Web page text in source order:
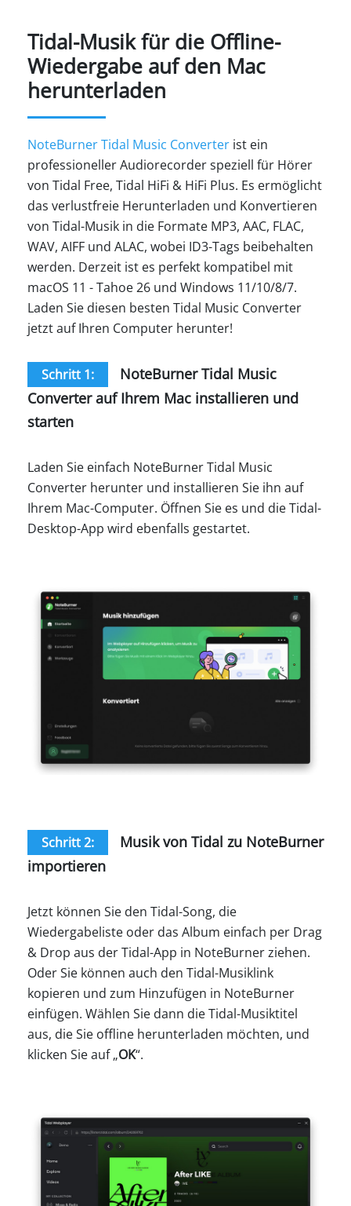
Tidal-Musik für die Offline-
Wiedergabe auf den Mac
herunterladen
NoteBurner Tidal Music Converter ist ein
professioneller Audiorecorder speziell für Hörer
von Tidal Free, Tidal HiFi & HiFi Plus. Es ermöglicht
das verlustfreie Herunterladen und Konvertieren
von Tidal-Musik in die Formate MP3, AAC, FLAC,
WAV, AIFF und ALAC, wobei ID3-Tags beibehalten
werden. Derzeit ist es perfekt kompatibel mit
macOS 11 - Tahoe 26 und Windows 11/10/8/7.
Laden Sie diesen besten Tidal Music Converter
jetzt auf Ihren Computer herunter!
Schritt 1:
NoteBurner Tidal Music
Converter auf Ihrem Mac installieren und
starten
Laden Sie einfach NoteBurner Tidal Music
Converter herunter und installieren Sie ihn auf
Ihrem Mac-Computer. Öffnen Sie es und die Tidal-
Desktop-App wird ebenfalls gestartet.
Schritt 2:
Musik von Tidal zu NoteBurner
importieren
Jetzt können Sie den Tidal-Song, die
Wiedergabeliste oder das Album einfach per Drag
& Drop aus der Tidal-App in NoteBurner ziehen.
Oder Sie können auch den Tidal-Musiklink
kopieren und zum Hinzufügen in NoteBurner
einfügen. Wählen Sie dann die Tidal-Musiktitel
aus, die Sie offline herunterladen möchten, und
klicken Sie auf „OK“.